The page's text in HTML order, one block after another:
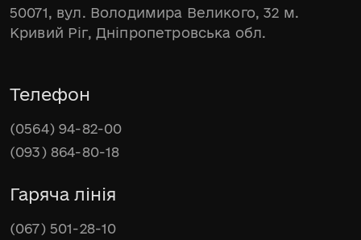
50071, вул. Володимира Великого, 32 м.
Кривий Ріг, Дніпропетровська обл.
Телефон
(0564) 94-82-00
(093) 864-80-18
Гаряча лінія
(067) 501-28-10